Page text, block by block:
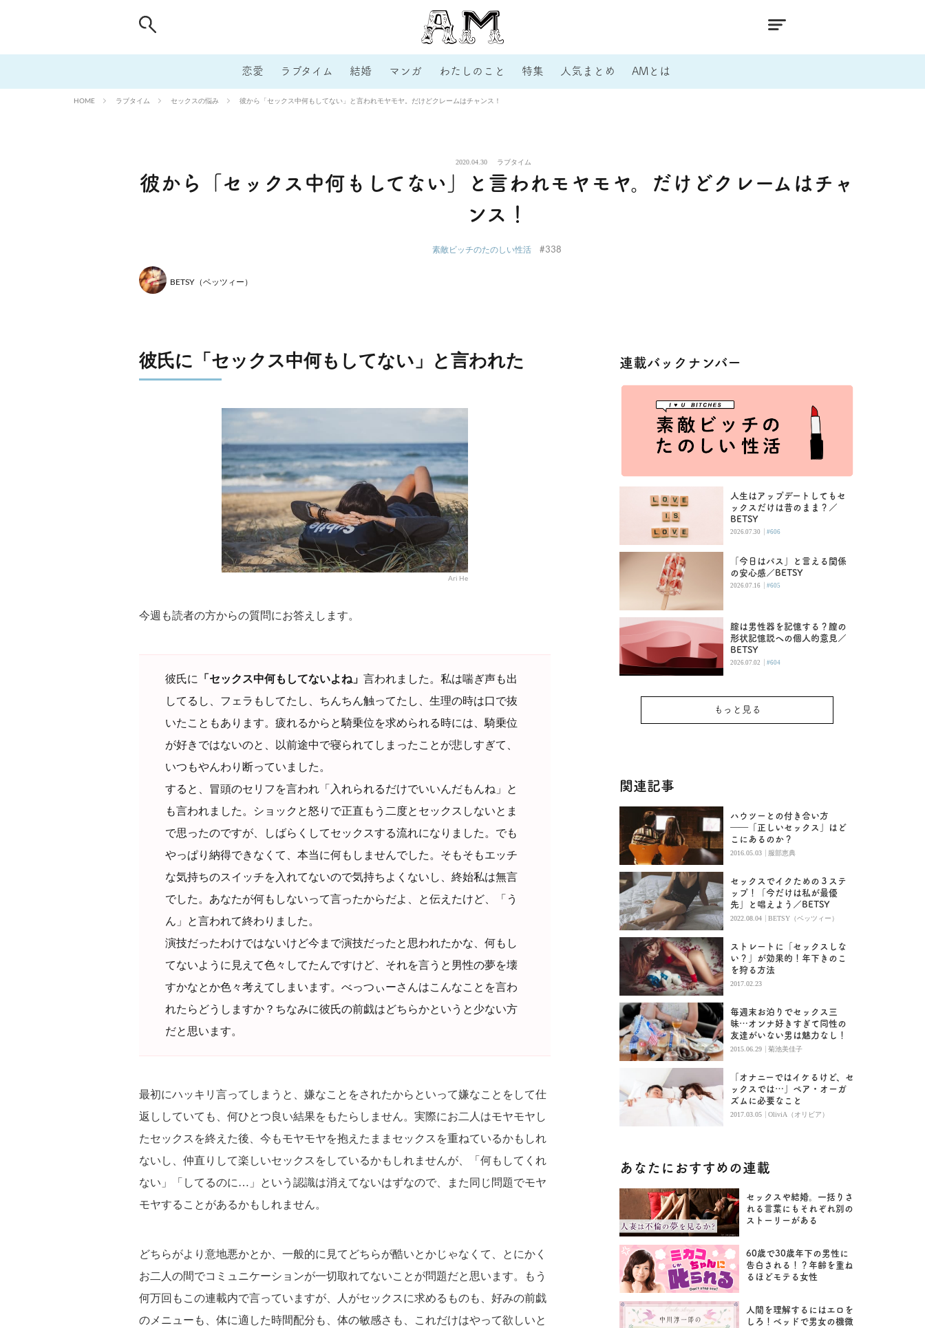
恋愛 ラブタイム 結婚 マンガ わたしのこと 特集 人気まとめ AMとは
HOME ラブタイム セックスの悩み 彼から「セックス中何もしてない」と言われモヤモヤ。だけどクレームはチャンス！
2020.04.30 ラブタイム
彼から「セックス中何もしてない」と言われモヤモヤ。だけどクレームはチャ
ンス！
素敵ビッチのたのしい性活 #338
BETSY（ベッツィー）
彼氏に「セックス中何もしてない」と言われた
Ari He
今週も読者の方からの質問にお答えします。
彼氏に 「セックス中何もしてないよね」 言われました。私は喘ぎ声も出
してるし、フェラもしてたし、ちんちん触ってたし、生理の時は口で抜
いたこともあります。疲れるからと騎乗位を求められる時には、騎乗位
が好きではないのと、以前途中で寝られてしまったことが悲しすぎて、
いつもやんわり断っていました。
すると、冒頭のセリフを言われ「入れられるだけでいいんだもんね」と
も言われました。ショックと怒りで正直もう二度とセックスしないとま
で思ったのですが、しばらくしてセックスする流れになりました。でも
やっぱり納得できなくて、本当に何もしませんでした。そもそもエッチ
な気持ちのスイッチを入れてないので気持ちよくないし、終始私は無言
でした。あなたが何もしないって言ったからだよ、と伝えたけど、「う
ん」と言われて終わりました。
演技だったわけではないけど今まで演技だったと思われたかな、何もし
てないように見えて色々してたんですけど、それを言うと男性の夢を壊
すかなとか色々考えてしまいます。べっつぃーさんはこんなことを言わ
れたらどうしますか？ちなみに彼氏の前戯はどちらかというと少ない方
だと思います。
最初にハッキリ言ってしまうと、嫌なことをされたからといって嫌なことをして仕
返ししていても、何ひとつ良い結果をもたらしません。実際にお二人はモヤモヤし
たセックスを終えた後、今もモヤモヤを抱えたままセックスを重ねているかもしれ
ないし、仲直りして楽しいセックスをしているかもしれませんが、「何もしてくれ
ない」「してるのに…」という認識は消えてないはずなので、また同じ問題でモヤ
モヤすることがあるかもしれません。
どちらがより意地悪かとか、一般的に見てどちらが酷いとかじゃなくて、とにかく
お二人の間でコミュニケーションが一切取れてないことが問題だと思います。もう
何万回もこの連載内で言っていますが、人がセックスに求めるものも、好みの前戯
のメニューも、体に適した時間配分も、体の敏感さも、これだけはやって欲しいと
連載バックナンバー
人生はアップデートしてもセ
ックスだけは昔のまま？／
BETSY
2026.07.30 | #606
「今日はパス」と言える関係
の安心感／BETSY
2026.07.16 | #605
腟は男性器を記憶する？膣の
形状記憶説への個人的意見／
BETSY
2026.07.02 | #604
もっと見る
関連記事
ハウツーとの付き合い方
――「正しいセックス」はど
こにあるのか？
2016.05.03 | 服部恵典
セックスでイクための３ステ
ップ！「今だけは私が最優
先」と唱えよう／BETSY
2022.08.04 | BETSY（ベッツィー）
ストレートに「セックスしな
い？」が効果的！年下きのこ
を狩る方法
2017.02.23
毎週末お泊りでセックス三
昧…オンナ好きすぎて同性の
友達がいない男は魅力なし！
2015.06.29 | 菊池美佳子
「オナニーではイケるけど、セ
ックスでは…」ペア・オーガ
ズムに必要なこと
2017.03.05 | OliviA（オリビア）
あなたにおすすめの連載
セックスや結婚。一括りさ
れる言葉にもそれぞれ別の
ストーリーがある
60歳で30歳年下の男性に
告白される！？年齢を重ね
るほどモテる女性
人間を理解するにはエロを
しろ！ベッドで男女の機微